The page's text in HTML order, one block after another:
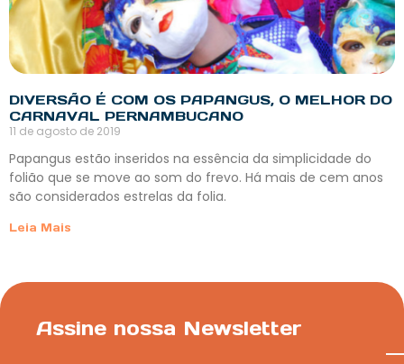
DIVERSÃO É COM OS PAPANGUS, O MELHOR DO
CARNAVAL PERNAMBUCANO
11 de agosto de 2019
Papangus estão inseridos na essência da simplicidade do
folião que se move ao som do frevo. Há mais de cem anos
são considerados estrelas da folia.
Leia Mais
Assine nossa Newsletter